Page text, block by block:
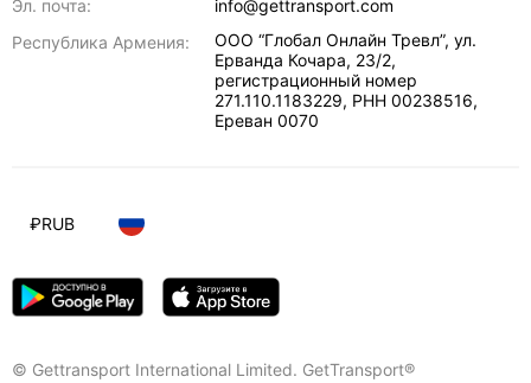
Эл. почта:
info@gettransport.com
Республика Армения:
ООО “Глобал Онлайн Тревл”, ул.
Ерванда Кочара, 23/2,
регистрационный номер
271.110.1183229, РНН 00238516,
Ереван 0070
© Gettransport International Limited. GetTransport®
₽RUB